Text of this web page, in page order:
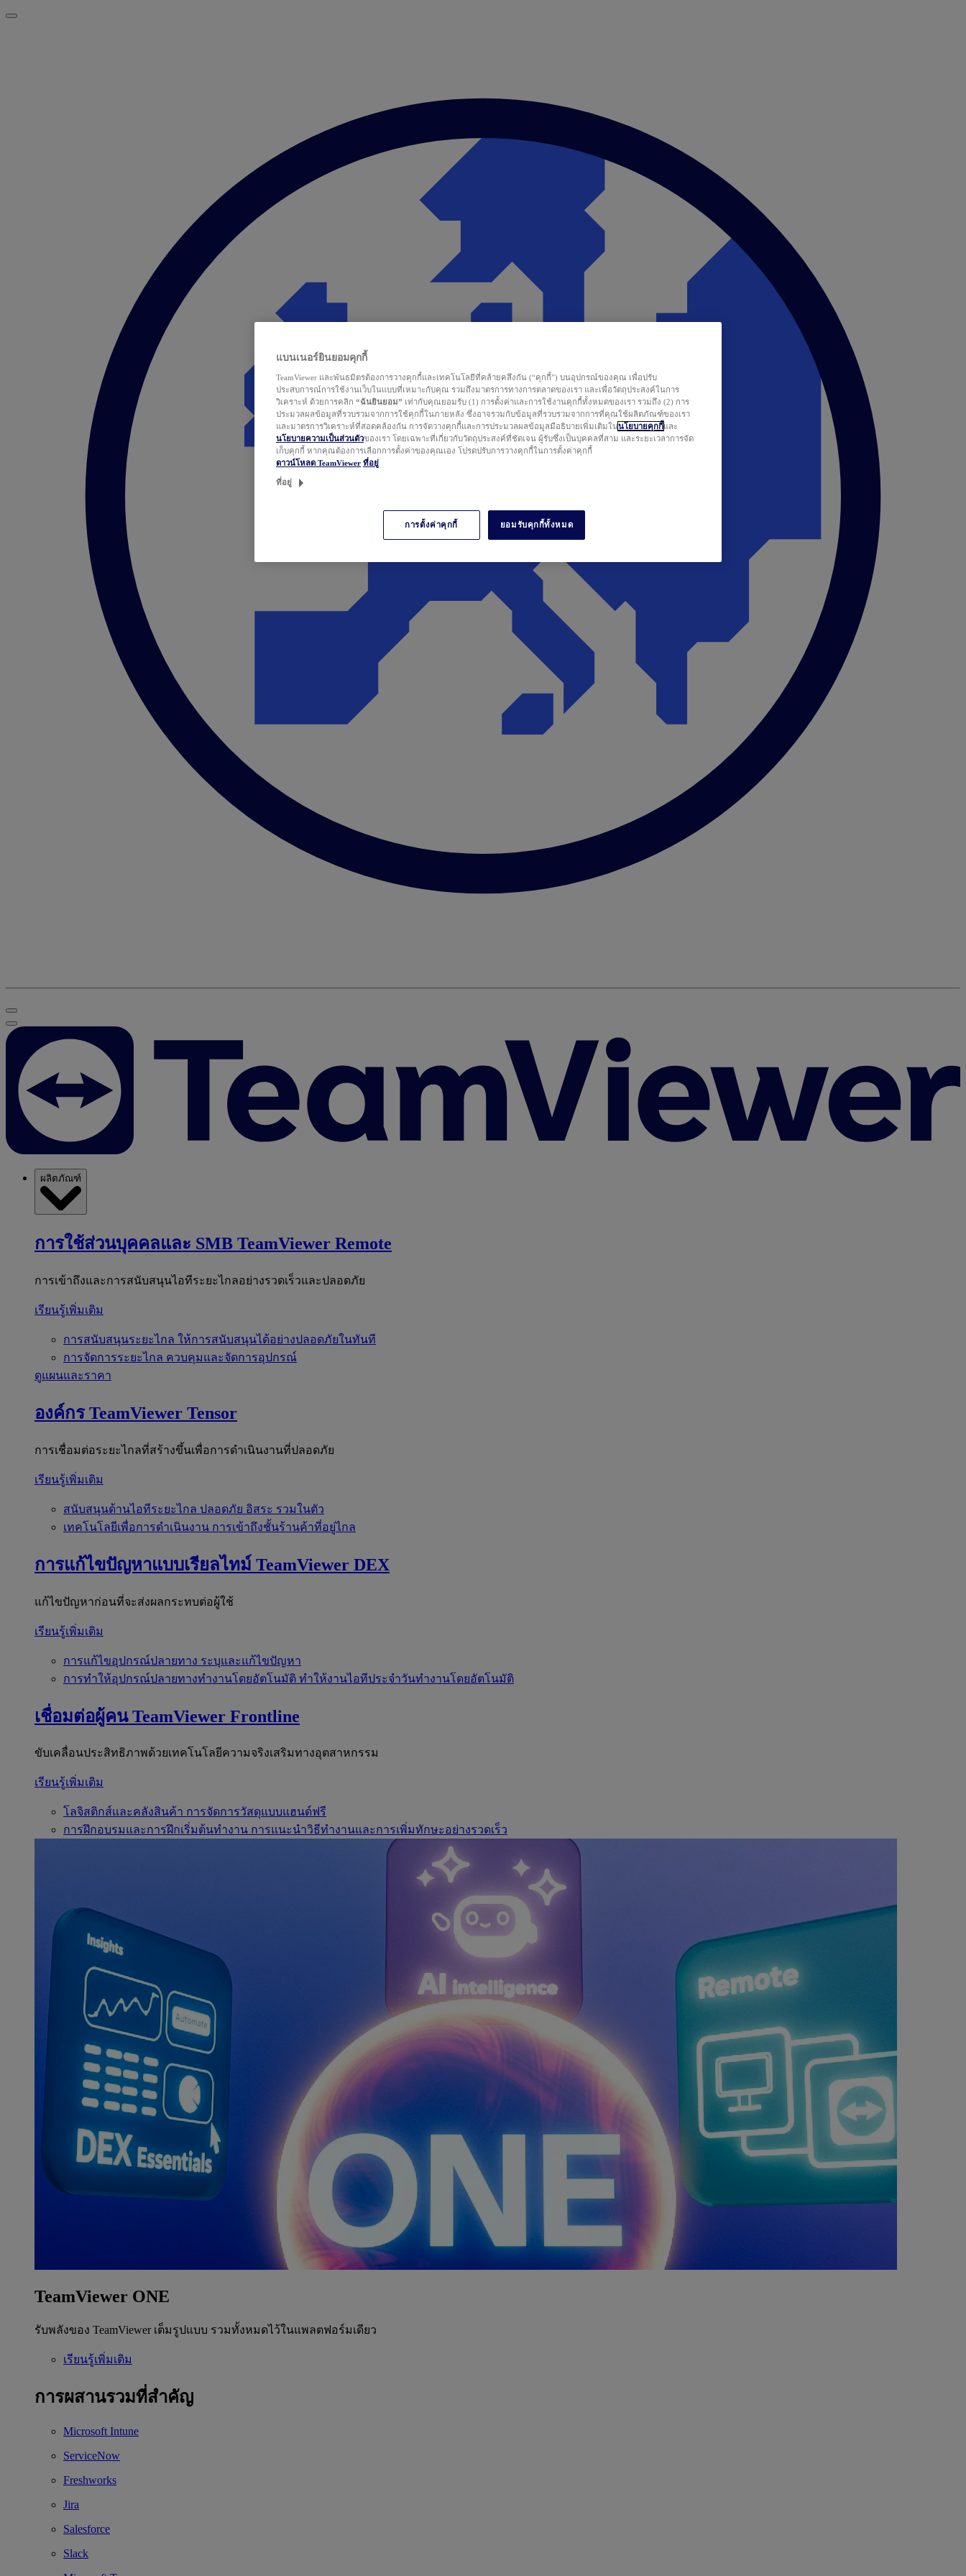
ผลิตภัณฑ์
การใช้ส่วนบุคคลและ SMB TeamViewer Remote
การเข้าถึงและการสนับสนุนไอทีระยะไกลอย่างรวดเร็วและปลอดภัย
เรียนรู้เพิ่มเติม
การสนับสนุนระยะไกล ให้การสนับสนุนได้อย่างปลอดภัยในทันที
การจัดการระยะไกล ควบคุมและจัดการอุปกรณ์
ดูแผนและราคา
องค์กร TeamViewer Tensor
การเชื่อมต่อระยะไกลที่สร้างขึ้นเพื่อการดำเนินงานที่ปลอดภัย
เรียนรู้เพิ่มเติม
สนับสนุนด้านไอทีระยะไกล ปลอดภัย อิสระ รวมในตัว
เทคโนโลยีเพื่อการดำเนินงาน การเข้าถึงชั้นร้านค้าที่อยู่ไกล
การแก้ไขปัญหาแบบเรียลไทม์ TeamViewer DEX
แก้ไขปัญหาก่อนที่จะส่งผลกระทบต่อผู้ใช้
เรียนรู้เพิ่มเติม
การแก้ไขอุปกรณ์ปลายทาง ระบุและแก้ไขปัญหา
การทำให้อุปกรณ์ปลายทางทำงานโดยอัตโนมัติ ทำให้งานไอทีประจำวันทำงานโดยอัตโนมัติ
เชื่อมต่อผู้คน TeamViewer Frontline
ขับเคลื่อนประสิทธิภาพด้วยเทคโนโลยีความจริงเสริมทางอุตสาหกรรม
เรียนรู้เพิ่มเติม
โลจิสติกส์และคลังสินค้า การจัดการวัสดุแบบแฮนด์ฟรี
การฝึกอบรมและการฝึกเริ่มต้นทำงาน การแนะนำวิธีทำงานและการเพิ่มทักษะอย่างรวดเร็ว
TeamViewer ONE
รับพลังของ TeamViewer เต็มรูปแบบ รวมทั้งหมดไว้ในแพลตฟอร์มเดียว
เรียนรู้เพิ่มเติม
การผสานรวมที่สำคัญ
Microsoft Intune
ServiceNow
Freshworks
Jira
Salesforce
Slack
แบนเนอร์ยินยอมคุกกี้
TeamViewer และพันธมิตรต้องการวางคุกกี้และเทคโนโลยีที่คล้ายคลึงกัน (“คุกกี้”) บนอุปกรณ์ของคุณ เพื่อปรับ
ประสบการณ์การใช้งานเว็บในแบบที่เหมาะกับคุณ รวมถึงมาตรการทางการตลาดของเรา และเพื่อวัตถุประสงค์ในการ
วิเคราะห์ ด้วยการคลิก “ฉันยินยอม” เท่ากับคุณยอมรับ (1) การตั้งค่าและการใช้งานคุกกี้ทั้งหมดของเรา รวมถึง (2) การ
ประมวลผลข้อมูลที่รวบรวมจากการใช้คุกกี้ในภายหลัง ซึ่งอาจรวมกับข้อมูลที่รวบรวมจากการที่คุณใช้ผลิตภัณฑ์ของเรา
และมาตรการวิเคราะห์ที่สอดคล้องกัน การจัดวางคุกกี้และการประมวลผลข้อมูลมีอธิบายเพิ่มเติมในนโยบายคุกกี้และ
นโยบายความเป็นส่วนตัวของเรา โดยเฉพาะที่เกี่ยวกับวัตถุประสงค์ที่ชัดเจน ผู้รับซึ่งเป็นบุคคลที่สาม และระยะเวลาการจัด
เก็บคุกกี้ หากคุณต้องการเลือกการตั้งค่าของคุณเอง โปรดปรับการวางคุกกี้ในการตั้งค่าคุกกี้
ดาวน์โหลด TeamViewer ที่อยู่
ที่อยู่
การตั้งค่าคุกกี้ ยอมรับคุกกี้ทั้งหมด